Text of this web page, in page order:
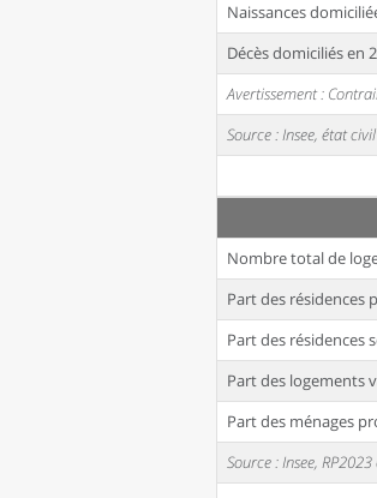
Naissances
Décès domiciliés en
Avertissement :
Source : Insee, état
Nombre total de
Part des résidences
Part des résidences
Part des logements
Part des ménages
Source : Insee,